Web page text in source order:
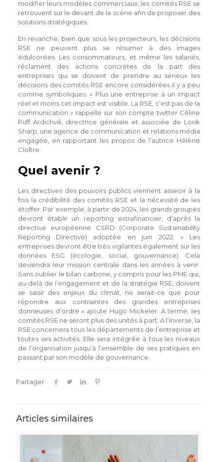
modifier leurs modèles commerciaux, les comités RSE se
retrouvent sur le devant de la scène afin de proposer des
solutions stratégiques.
En revanche, bien que sous les projecteurs, les décisions
RSE ne peuvent plus se résumer à des images
édulcorées. Les consommateurs, et même les salariés,
réclament des actions concrètes de la part des
entreprises qui se doivent de prendre au sérieux les
décisions des comités RSE encore considérées il y a peu
comme symboliques. « Plus une entreprise à un impact
réel et moins cet impact est visible. La RSE, c’est pas de la
communication » rappelle sur son compte twitter Céline
Puff Ardichvili, directrice générale et associée de Look
Sharp, une agence de communication et relations média
engagée, en rapportant les propos de l’autrice Hélène
Cloître.
Quel avenir ?
Les directives des pouvoirs publics viennent asseoir à la
fois la crédibilité des comités RSE et la nécessité de les
étoffer. Par exemple, à partir de 2024, les grands groupes
devront établir un reporting extrafinancier, d’après la
directive européenne CSRD (Corporate Sustainability
Reporting Directive) adoptée en juin 2022. « Les
entreprises devront être très vigilantes également sur les
données ESG (écologie, social, gouvernance). Cela
deviendra leur mission centrale dans les années à venir.
Sans oublier le bilan carbone, y compris pour les PME qui,
au-delà de l’engagement et de la stratégie RSE, doivent
se saisir des enjeux du climat, ne serait-ce que pour
répondre aux contraintes des grandes entreprises
donneuses d’ordre » ajoute Hugo Mickeler. A terme, les
comités RSE ne seront plus des unités à part. A l’inverse, la
RSE concernera tous les départements de l’entreprise et
toutes ses activités. Elle sera intégrée à tous les niveaux
de l’organisation jusqu’à l’ensemble de ses pratiques en
passant par son modèle de gouvernance.
Partager
Articles similaires